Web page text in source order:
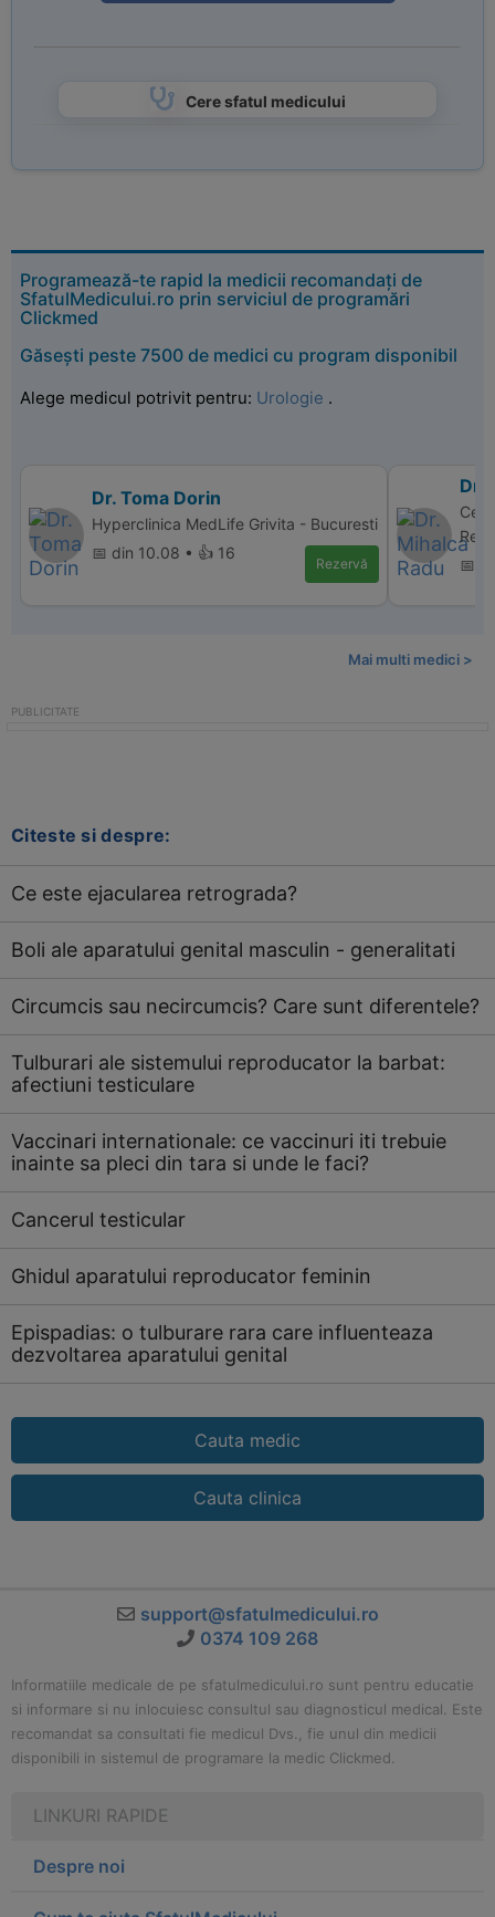
Cere sfatul medicului
Programează-te rapid la medicii recomandați de
SfatulMedicului.ro prin serviciul de programări
Clickmed
Găsești peste 7500 de medici cu program disponibil
Alege medicul potrivit pentru: Urologie .
Dr. Toma Dorin
Hyperclinica MedLife Grivita - Bucuresti
📅 din 10.08 • 👍 16
Rezervă
Dr.
📅
Mai multi medici >
Citeste si despre:
Ce este ejacularea retrograda?
Boli ale aparatului genital masculin - generalitati
Circumcis sau necircumcis? Care sunt diferentele?
Tulburari ale sistemului reproducator la barbat:
afectiuni testiculare
Vaccinari internationale: ce vaccinuri iti trebuie
inainte sa pleci din tara si unde le faci?
Cancerul testicular
Ghidul aparatului reproducator feminin
Epispadias: o tulburare rara care influenteaza
dezvoltarea aparatului genital
Cauta medic
Cauta clinica
support@sfatulmedicului.ro
0374 109 268
Informatiile medicale de pe sfatulmedicului.ro sunt pentru educatie
si informare si nu inlocuiesc consultul sau diagnosticul medical. Este
recomandat sa consultati fie medicul Dvs., fie unul din medicii
disponibili in sistemul de programare la medic Clickmed.
LINKURI RAPIDE
Despre noi